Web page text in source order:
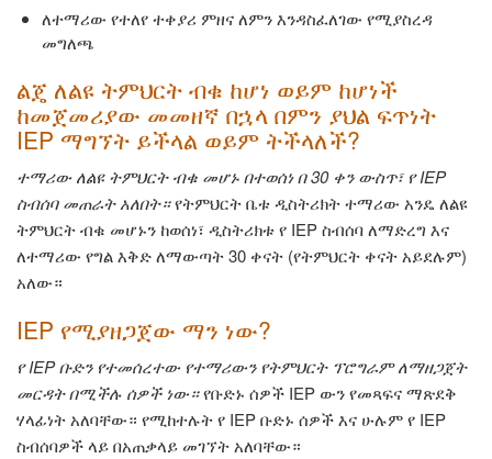
ለተማሪው የተለየ ተቀያሪ ምዘና ለምን እንዳስፈለገው የሚያስረዳ
መግለጫ
ልጄ ለልዩ ትምህርት ብቁ ከሆነ ወይም ከሆነች
ከመጀመሪያው መመዘኛ በኋላ በምን ያህል ፍጥነት
IEP ማግኘት ይችላል ወይም ትችላለች?
ተማሪው ለልዩ ትምህርት ብቁ መሆኑ በተወሰነ በ 30 ቀን ውስጥ፣ የ IEP
ስብሰባ መጠራት አለበት።የትምህርት ቤቱ ዲስትሪክት ተማሪው አንዴ ለልዩ
ትምህርት ብቁ መሆኑን ከወሰነ፣ ዲስትሪክቱ የ IEP ስብሰባ ለማድረግ እና
ለተማሪው የግል እቅድ ለማውጣት 30 ቀናት (የትምህርት ቀናት አይደሉም)
አለው።
IEP የሚያዘጋጀው ማን ነው?
የ IEP ቡድን የተመሰረተው የተማሪውን የትምህርት ፕሮግራም ለማዘጋጀት
መርዳት በሚችሉ ሰዎች ነው።የቡድኑ ሰዎች IEP ውን የመጻፍና ማጽደቅ
ሃላፊነት አለባቸው። የሚከተሉት የ IEP ቡድኑ ሰዎች እና ሁሉም የ IEP
ስብሰባዎች ላይ በአጠቃላይ መገኘት አለባቸው።